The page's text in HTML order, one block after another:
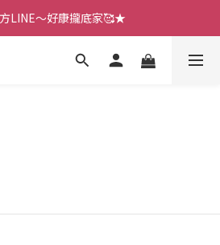
】上架了!! 限時折扣優惠😍
LINE～好康攏底家🥰★
】上架了!! 限時折扣優惠😍